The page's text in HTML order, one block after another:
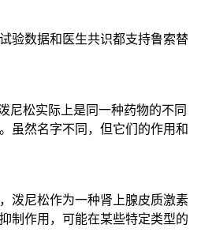
验数据和医生共识都支持鲁索替
尼松实际上是同一种药物的不同
虽然名字不同，但它们的作用和
泼尼松作为一种肾上腺皮质激素
制作用，可能在某些特定类型的